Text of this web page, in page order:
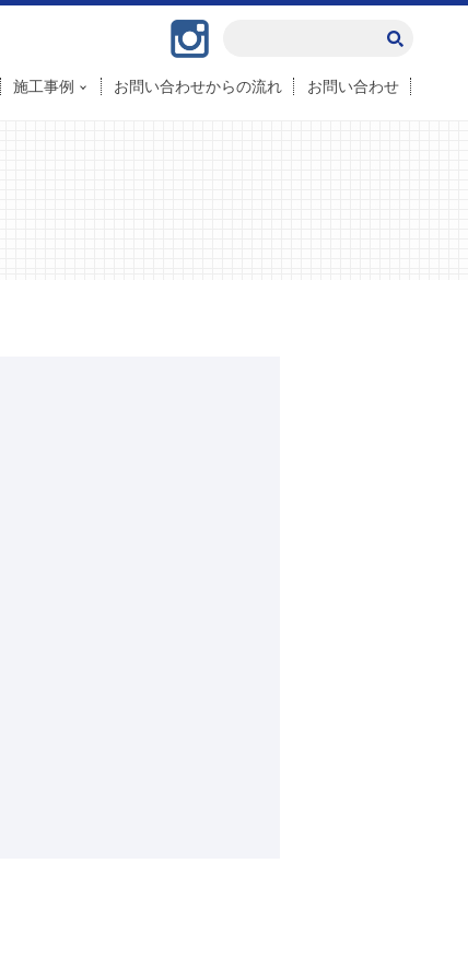
施工事例 お問い合わせからの流れ お問い合わせ